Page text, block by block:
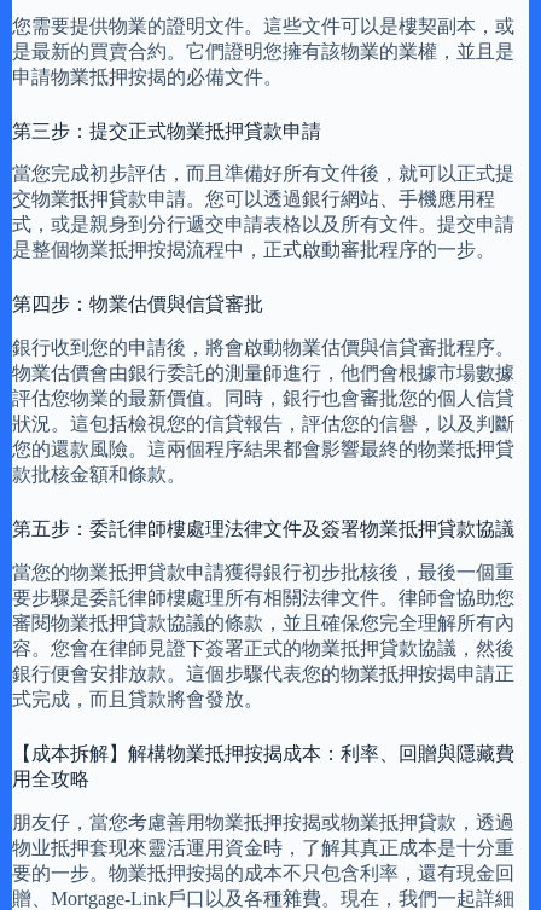
您需要提供物業的證明文件。這些文件可以是樓契副本，或
是最新的買賣合約。它們證明您擁有該物業的業權，並且是
申請物業抵押按揭的必備文件。
第三步：提交正式物業抵押貸款申請
當您完成初步評估，而且準備好所有文件後，就可以正式提
交物業抵押貸款申請。您可以透過銀行網站、手機應用程
式，或是親身到分行遞交申請表格以及所有文件。提交申請
是整個物業抵押按揭流程中，正式啟動審批程序的一步。
第四步：物業估價與信貸審批
銀行收到您的申請後，將會啟動物業估價與信貸審批程序。
物業估價會由銀行委託的測量師進行，他們會根據市場數據
評估您物業的最新價值。同時，銀行也會審批您的個人信貸
狀況。這包括檢視您的信貸報告，評估您的信譽，以及判斷
您的還款風險。這兩個程序結果都會影響最終的物業抵押貸
款批核金額和條款。
第五步：委託律師樓處理法律文件及簽署物業抵押貸款協議
當您的物業抵押貸款申請獲得銀行初步批核後，最後一個重
要步驟是委託律師樓處理所有相關法律文件。律師會協助您
審閱物業抵押貸款協議的條款，並且確保您完全理解所有內
容。您會在律師見證下簽署正式的物業抵押貸款協議，然後
銀行便會安排放款。這個步驟代表您的物業抵押按揭申請正
式完成，而且貸款將會發放。
【成本拆解】解構物業抵押按揭成本：利率、回贈與隱藏費
用全攻略
朋友仔，當您考慮善用物業抵押按揭或物業抵押貸款，透過
物业抵押套现來靈活運用資金時，了解其真正成本是十分重
要的一步。物業抵押按揭的成本不只包含利率，還有現金回
贈、Mortgage-Link戶口以及各種雜費。現在，我們一起詳細